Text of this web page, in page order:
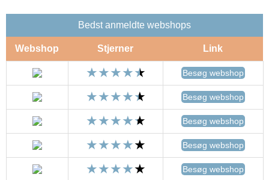
Bedst anmeldte webshops
Webshop Stjerner Link
Besøg webshop
Besøg webshop
Besøg webshop
Besøg webshop
Besøg webshop